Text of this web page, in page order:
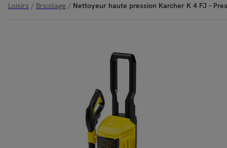
Loisirs / Bricolage / Nettoyeur haute pression Karcher K 4 FJ -